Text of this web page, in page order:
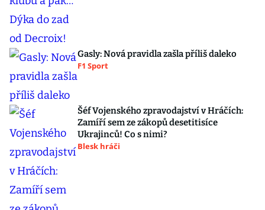
Gasly: Nová pravidla zašla příliš daleko
F1 Sport
Šéf Vojenského zpravodajství v Hráčích:
Zamíří sem ze zákopů desetitisíce
Ukrajinců! Co s nimi?
Blesk hráči